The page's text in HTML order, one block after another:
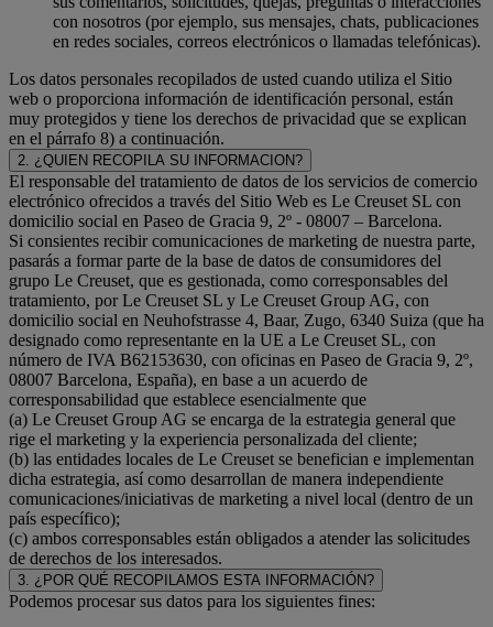
con nosotros (por ejemplo, sus mensajes, chats, publicaciones
en redes sociales, correos electrónicos o llamadas telefónicas).
Los datos personales recopilados de usted cuando utiliza el Sitio
web o proporciona información de identificación personal, están
muy protegidos y tiene los derechos de privacidad que se explican
en el párrafo 8) a continuación.
2. ¿QUIEN RECOPILA SU INFORMACION?
El responsable del tratamiento de datos de los servicios de comercio
electrónico ofrecidos a través del Sitio Web es Le Creuset SL con
domicilio social en Paseo de Gracia 9, 2º - 08007 – Barcelona.
Si consientes recibir comunicaciones de marketing de nuestra parte,
pasarás a formar parte de la base de datos de consumidores del
grupo Le Creuset, que es gestionada, como corresponsables del
tratamiento, por Le Creuset SL y Le Creuset Group AG, con
domicilio social en Neuhofstrasse 4, Baar, Zugo, 6340 Suiza (que ha
designado como representante en la UE a Le Creuset SL, con
número de IVA B62153630, con oficinas en Paseo de Gracia 9, 2º,
08007 Barcelona, España), en base a un acuerdo de
corresponsabilidad que establece esencialmente que
(a) Le Creuset Group AG se encarga de la estrategia general que
rige el marketing y la experiencia personalizada del cliente;
(b) las entidades locales de Le Creuset se benefician e implementan
dicha estrategia, así como desarrollan de manera independiente
comunicaciones/iniciativas de marketing a nivel local (dentro de un
país específico);
(c) ambos corresponsables están obligados a atender las solicitudes
de derechos de los interesados.
3. ¿POR QUÉ RECOPILAMOS ESTA INFORMACIÓN?
Podemos procesar sus datos para los siguientes fines: